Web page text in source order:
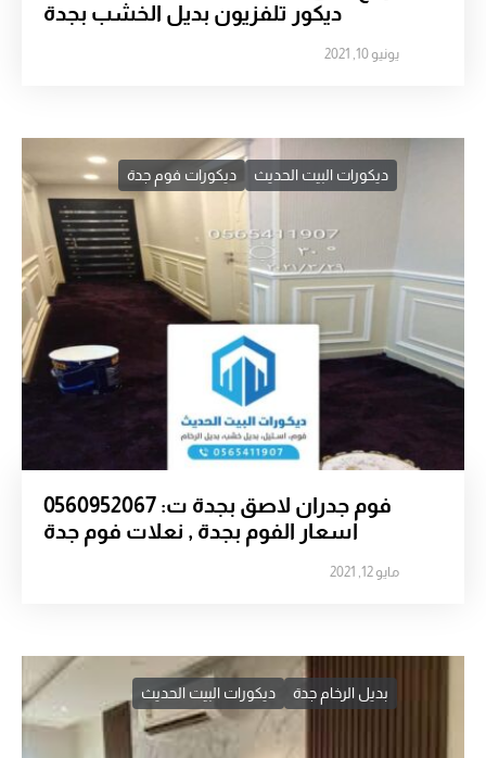
ديكور تلفزيون بديل الخشب بجدة
يونيو 10, 2021
ديكورات البيت الحديث ديكورات فوم جدة
فوم جدران لاصق بجدة ت: 0560952067
اسعار الفوم بجدة , نعلات فوم جدة
مايو 12, 2021
بديل الرخام جدة ديكورات البيت الحديث